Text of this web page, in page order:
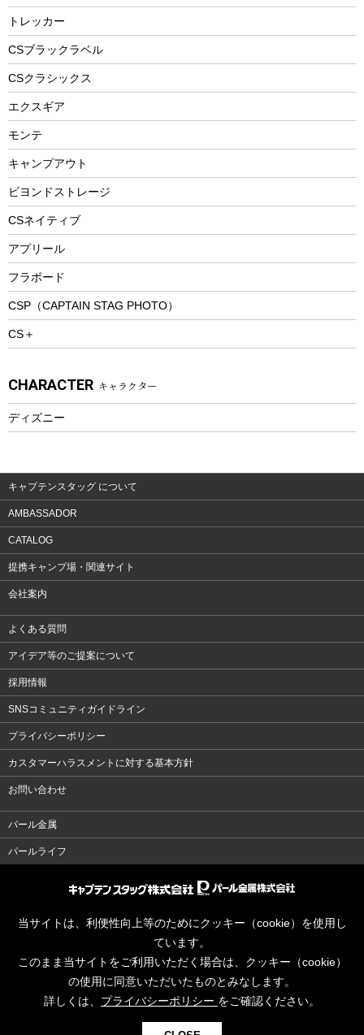
ステンレスボトル
フードボトル
トレー
ランチョンマット
ランチボックス
スプレー関係
ツール、他
エアーポンプ
アクセサリー
自転車ウェア
パラソル
フローティングベスト
ヘルメット
エアーポンプ
ビーチテント
ウィンター
スノーシュー
防寒ウェア
トレッキング
トレッキングアクセサリー
プレイグッズ
ウェルネス
ウェア、タオル
ウェア
防災用品
トレッカー
CSブラックラベル
CSクラシックス
エクスギア
モンテ
キャンプアウト
ビヨンドストレージ
CSネイティブ
アプリール
フラボード
CSP（CAPTAIN STAG PHOTO）
CS＋
CHARACTER キャラクター
ディズニー
キャプテンスタッグ について
AMBASSADOR
CATALOG
提携キャンプ場・関連サイト
会社案内
よくある質問
アイデア等のご提案について
採用情報
SNSコミュニティガイドライン
プライバシーポリシー
カスタマーハラスメントに対する基本方針
お問い合わせ
パール金属
パールライフ
当サイトは、利便性向上等のためにクッキー（cookie）を使用し
ています。
このまま当サイトをご利用いただく場合は、クッキー（cookie）
の使用に同意いただいたものとみなします。
詳しくは、 プライバシーポリシー をご確認ください。